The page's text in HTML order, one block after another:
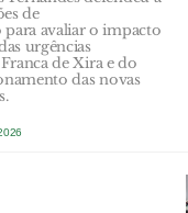
de
avaliar o impacto
urgências
de Xira e do
das novas